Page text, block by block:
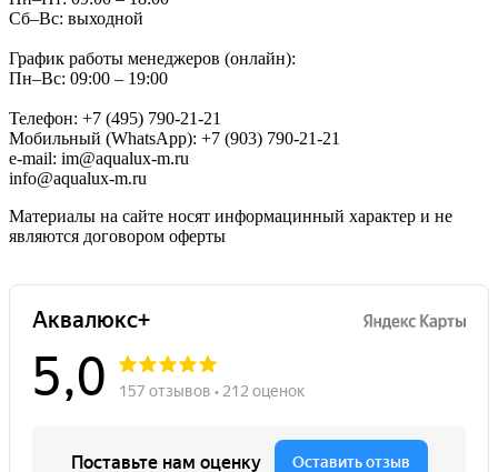
Сб–Вс: выходной
График работы менеджеров (онлайн):
Пн–Вс: 09:00 – 19:00
Телефон: +7 (495) 790-21-21
Мобильный (WhatsApp): +7 (903) 790-21-21
e-mail: im@aqualux-m.ru
info@aqualux-m.ru
Материалы на сайте носят информацинный характер и не
являются договором оферты